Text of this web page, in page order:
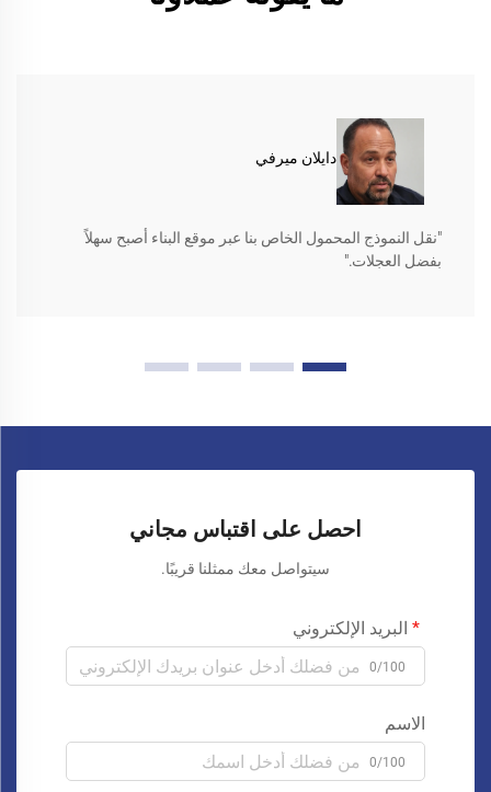
دايلان ميرفي
"نقل النموذج المحمول الخاص بنا عبر موقع البناء أصبح سهلاً
بفضل العجلات."
احصل على اقتباس مجاني
سيتواصل معك ممثلنا قريبًا.
البريد الإلكتروني
0/100
الاسم
0/100